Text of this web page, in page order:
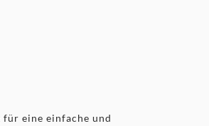
eine einfache und